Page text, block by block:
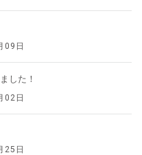
09日
した！
02日
25日